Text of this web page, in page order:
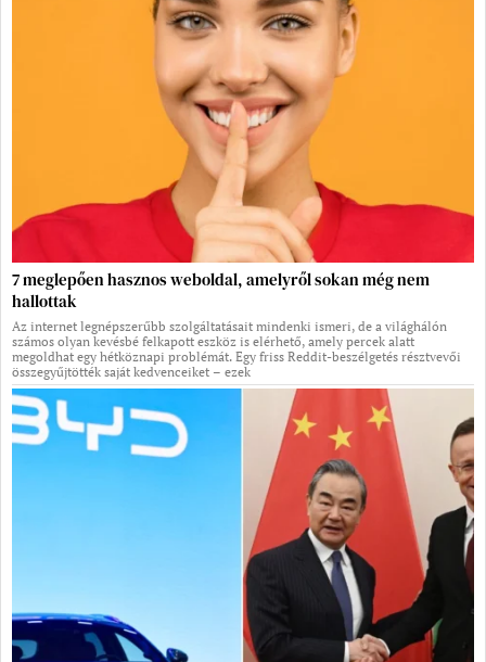
7 meglepően hasznos weboldal, amelyről sokan még nem
hallottak
Az internet legnépszerűbb szolgáltatásait mindenki ismeri, de a világhálón
számos olyan kevésbé felkapott eszköz is elérhető, amely percek alatt
megoldhat egy hétköznapi problémát. Egy friss Reddit-beszélgetés résztvevői
összegyűjtötték saját kedvenceiket – ezek